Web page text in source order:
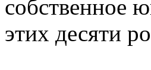
собственное
этих десяти